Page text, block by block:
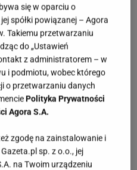
podłogowa w salonie
się w oparciu o
spółki powiązanej – Agora
Takiemu przetwarzaniu
do „Ustawień
z administratorem – w
i podmiotu, wobec którego
o przetwarzaniu danych
Polityka Prywatności
Agora S.A.
zgodę na zainstalowanie i
sp. z o.o., jej
na Twoim urządzeniu